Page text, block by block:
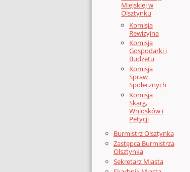
Miejskiej w
Olsztynku
Komisja
Rewizyjna
Komisja
Gospodarki i
Budżetu
Komisja
Spraw
Społecznych
Komisja
Skarg,
Wniosków i
Petycji
Burmistrz Olsztynka
Zastępca Burmistrza
Olsztynka
Sekretarz Miasta